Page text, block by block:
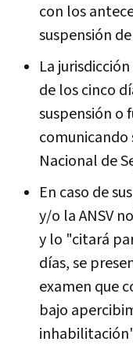
con los
suspensión
La
de los cinco
suspensión o
comunicando
Nacional de
En caso de
y/o la ANSV
y lo "citará
días, se
examen que
bajo